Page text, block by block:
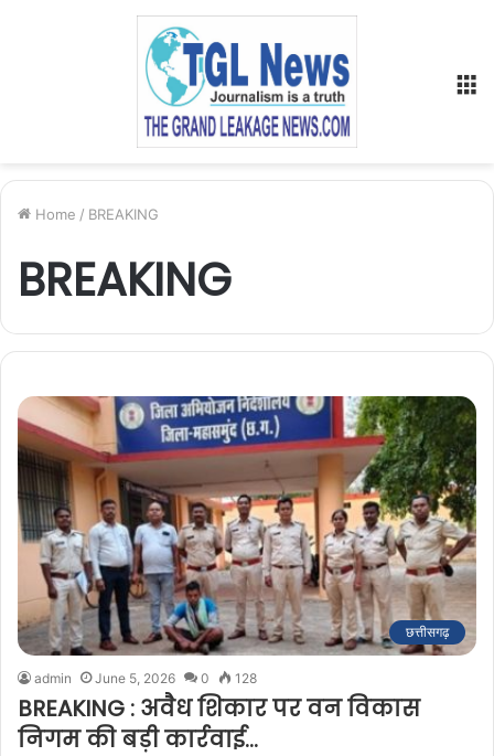
Home / BREAKING
BREAKING
छत्तीसगढ़
admin June 5, 2026 0 128
BREAKING : अवैध शिकार पर वन विकास
निगम की बड़ी कार्रवाई…